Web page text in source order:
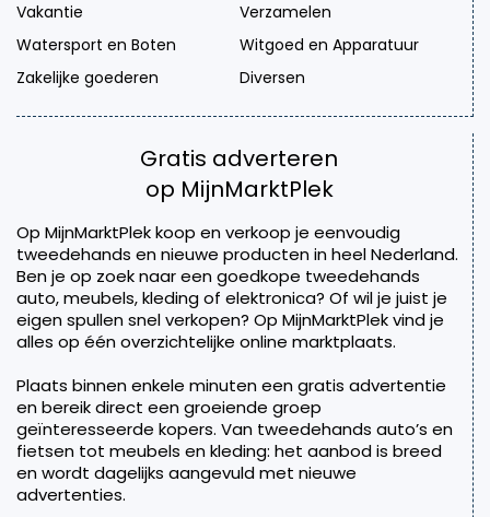
Vakantie
Verzamelen
Watersport en Boten
Witgoed en Apparatuur
Zakelijke goederen
Diversen
Gratis adverteren
op MijnMarktPlek
Op MijnMarktPlek koop en verkoop je eenvoudig
tweedehands en nieuwe producten in heel Nederland.
Ben je op zoek naar een goedkope tweedehands
auto, meubels, kleding of elektronica? Of wil je juist je
eigen spullen snel verkopen? Op MijnMarktPlek vind je
alles op één overzichtelijke online marktplaats.
Plaats binnen enkele minuten een gratis advertentie
en bereik direct een groeiende groep
geïnteresseerde kopers. Van tweedehands auto’s en
fietsen tot meubels en kleding: het aanbod is breed
en wordt dagelijks aangevuld met nieuwe
advertenties.